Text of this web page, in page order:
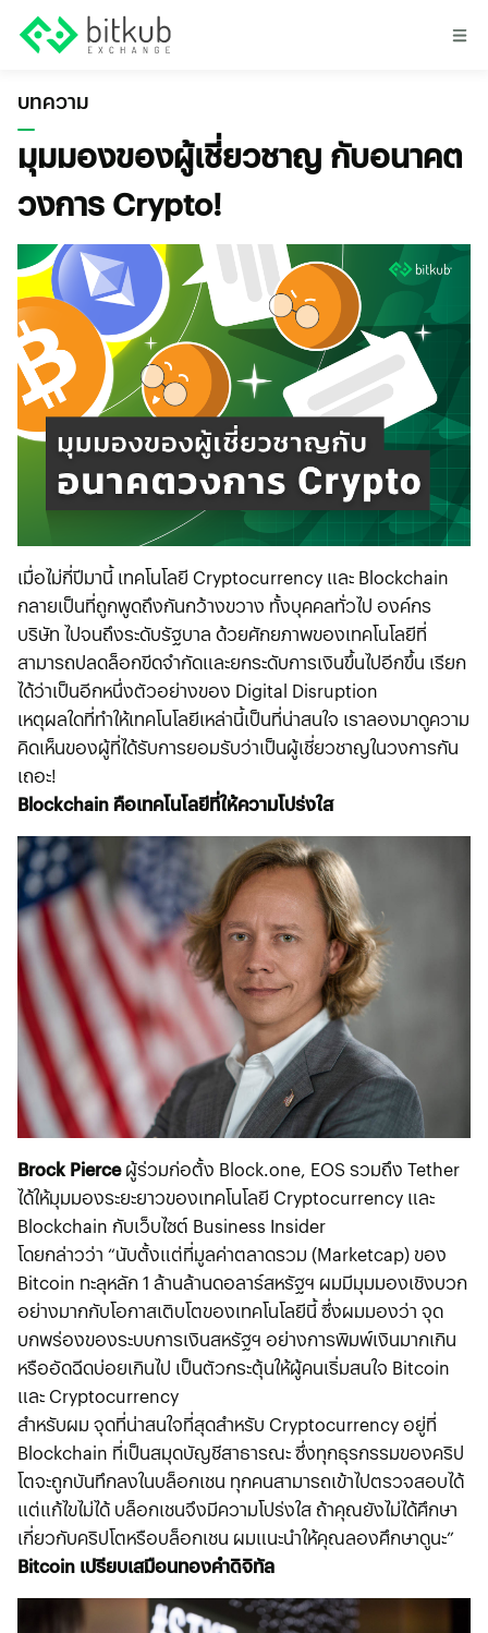
บทความ
มุมมองของผู้เชี่ยวชาญ กับอนาคต
วงการ Crypto!
เมื่อไม่กี่ปีมานี้ เทคโนโลยี Cryptocurrency และ Blockchain
กลายเป็นที่ถูกพูดถึงกันกว้างขวาง ทั้งบุคคลทั่วไป องค์กร
บริษัท ไปจนถึงระดับรัฐบาล ด้วยศักยภาพของเทคโนโลยีที่
สามารถปลดล็อกขีดจำกัดและยกระดับการเงินขึ้นไปอีกขึ้น เรียก
ได้ว่าเป็นอีกหนึ่งตัวอย่างของ Digital Disruption
เหตุผลใดที่ทำให้เทคโนโลยีเหล่านี้เป็นที่น่าสนใจ เราลองมาดูความ
คิดเห็นของผู้ที่ได้รับการยอมรับว่าเป็นผู้เชี่ยวชาญในวงการกัน
เถอะ!
Blockchain คือเทคโนโลยีที่ให้ความโปร่งใส
Brock Pierceผู้ร่วมก่อตั้ง Block.one, EOS รวมถึง Tether
ได้ให้มุมมองระยะยาวของเทคโนโลยี Cryptocurrency และ
Blockchain กับเว็บไซต์ Business Insider
โดยกล่าวว่า “นับตั้งแต่ที่มูลค่าตลาดรวม (Marketcap) ของ
Bitcoin ทะลุหลัก 1 ล้านล้านดอลาร์สหรัฐฯ ผมมีมุมมองเชิงบวก
อย่างมากกับโอกาสเติบโตของเทคโนโลยีนี้ ซึ่งผมมองว่า จุด
บกพร่องของระบบการเงินสหรัฐฯ อย่างการพิมพ์เงินมากเกิน
หรืออัดฉีดบ่อยเกินไป เป็นตัวกระตุ้นให้ผู้คนเริ่มสนใจ Bitcoin
และ Cryptocurrency
สำหรับผม จุดที่น่าสนใจที่สุดสำหรับ Cryptocurrency อยู่ที่
Blockchain ที่เป็นสมุดบัญชีสาธารณะ ซึ่งทุกธุรกรรมของคริป
โตจะถูกบันทึกลงในบล็อกเชน ทุกคนสามารถเข้าไปตรวจสอบได้
แต่แก้ไขไม่ได้ บล็อกเชนจึงมีความโปร่งใส ถ้าคุณยังไม่ได้ศึกษา
เกี่ยวกับคริปโตหรือบล็อกเชน ผมแนะนำให้คุณลองศึกษาดูนะ”
Bitcoin เปรียบเสมือนทองคำดิจิทัล